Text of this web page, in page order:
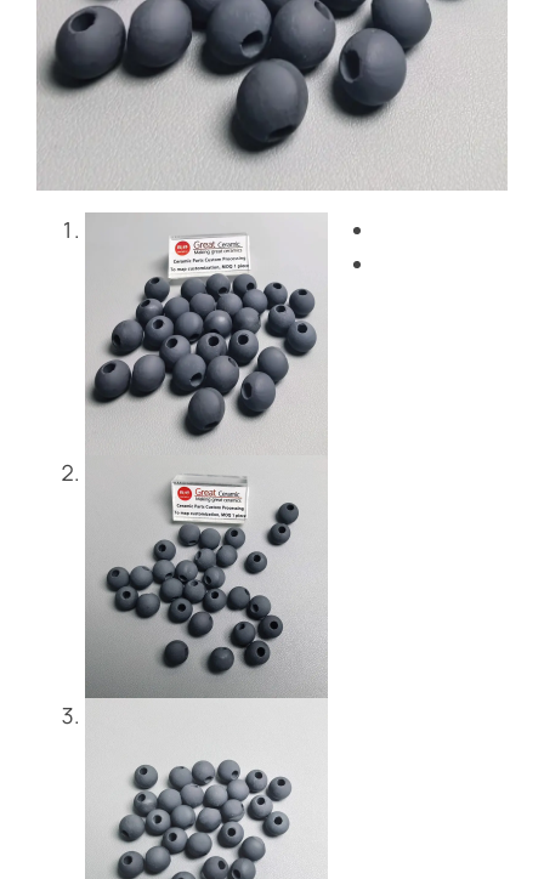
Skontaktuj się z nami
Get Instant Quote